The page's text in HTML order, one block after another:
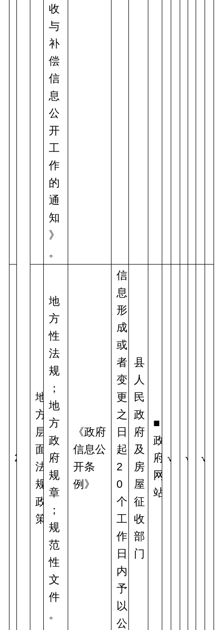
收
与
补
偿
信
息
公
开
工
作
的
通
知
》
。
2
地
方
层
面
法
规
政
策
地
方
性
法
规
；
地
方
政
府
规
章
；
规
范
性
文
件
。
《政府
信息公
开条
例》
信
息
形
成
或
者
变
更
之
日
起
2
0
个
工
作
日
内
予
以
公
县
人
民
政
府
及
房
屋
征
收
部
门
■
政
府
网
站
√ √ √